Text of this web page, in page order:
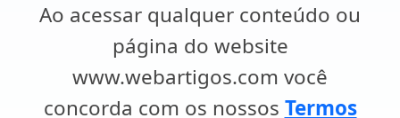
Ao acessar qualquer conteúdo ou
página do website
www.webartigos.com você
concorda com os nossos Termos